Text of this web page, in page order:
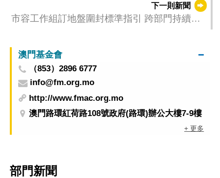
下一則新聞
市容工作組訂地盤圍封標準指引 跨部門持續巡
澳門基金會
（853）2896 6777
info@fm.org.mo
http://www.fmac.org.mo
澳門路環紅荷路108號政府(路環)辦公大樓7-9樓
+ 更多
部門新聞